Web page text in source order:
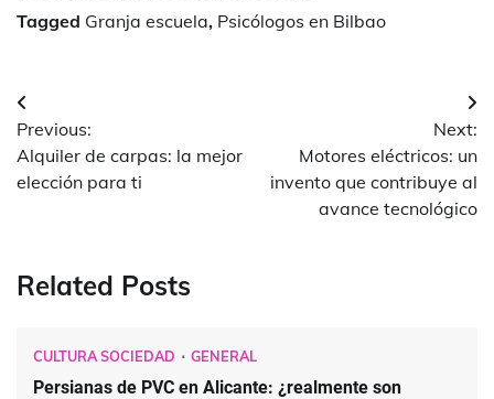
Tagged Granja escuela, Psicólogos en Bilbao
Navegación
de
entradas
Previous:
Alquiler de carpas: la mejor
elección para ti
Next:
Motores eléctricos: un
invento que contribuye al
avance tecnológico
Related Posts
CULTURA SOCIEDAD GENERAL
Persianas de PVC en Alicante: ¿realmente son